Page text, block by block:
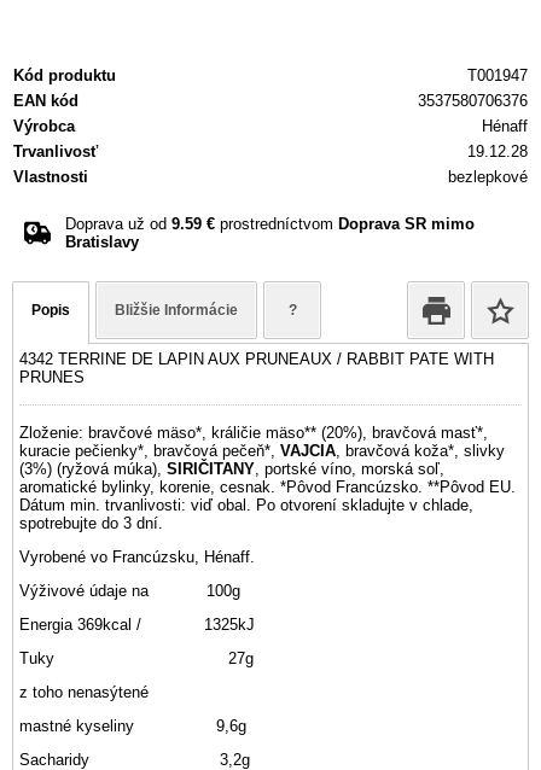
Kód produktu
T001947
EAN kód
3537580706376
Výrobca
Hénaff
Trvanlivosť
19.12.28
Vlastnosti
bezlepkové
Doprava už od 9.59 € prostredníctvom Doprava SR mimo
Bratislavy
Popis Bližšie Informácie ?
4342 TERRINE DE LAPIN AUX PRUNEAUX / RABBIT PATE WITH
PRUNES
Zloženie: bravčové mäso*, králičie mäso** (20%), bravčová masť*,
kuracie pečienky*, bravčová pečeň*, VAJCIA, bravčová koža*, slivky
(3%) (ryžová múka), SIRIČITANY, portské víno, morská soľ,
aromatické bylinky, korenie, cesnak. *Pôvod Francúzsko. **Pôvod EU.
Dátum min. trvanlivosti: viď obal. Po otvorení skladujte v chlade,
spotrebujte do 3 dní.
Vyrobené vo Francúzsku, Hénaff.
Výživové údaje na 100g
Energia 369kcal / 1325kJ
Tuky 27g
z toho nenasýtené
mastné kyseliny 9,6g
Sacharidy 3,2g